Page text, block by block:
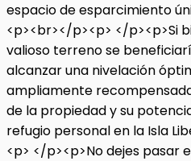
espacio de esparcimiento
<p><br></p><p> </p><p>Si
valioso terreno se
alcanzar una nivelación
ampliamente
de la propiedad y su
refugio personal en la Isla
<p> </p><p>No dejes pasar